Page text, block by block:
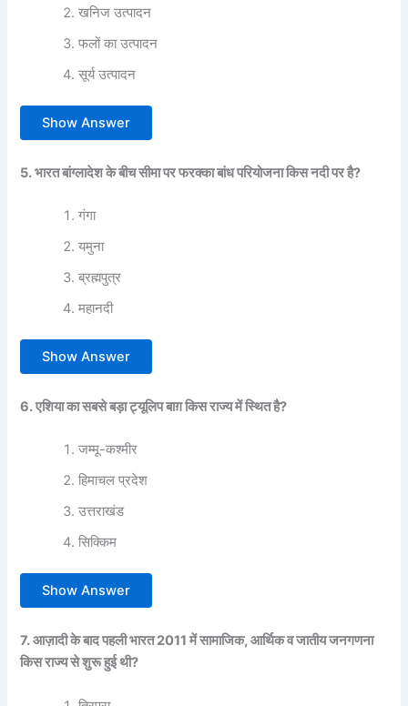
खनिज उत्पादन
फलों का उत्पादन
सूर्य उत्पादन
Show Answer
5. भारत बांग्लादेश के बीच सीमा पर फरक्का बांध परियोजना किस नदी पर है?
गंगा
यमुना
ब्रह्मपुत्र
महानदी
Show Answer
6. एशिया का सबसे बड़ा ट्यूलिप बाग़ किस राज्य में स्थित है?
जम्मू-कश्मीर
हिमाचल प्रदेश
उत्तराखंड
सिक्किम
Show Answer
7. आज़ादी के बाद पहली भारत 2011 में सामाजिक, आर्थिक व जातीय जनगणना
किस राज्य से शुरू हुई थी?